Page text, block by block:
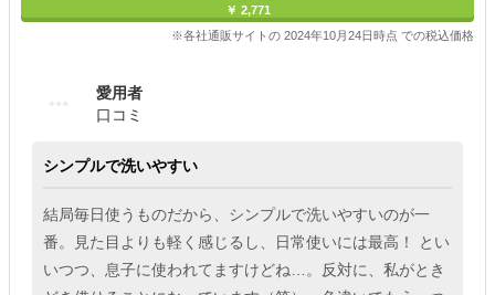
￥ 2,771
※各社通販サイトの 2024年10月24日時点 での税込価格
愛用者
口コミ
シンプルで洗いやすい
結局毎日使うものだから、シンプルで洗いやすいのが一
番。見た目よりも軽く感じるし、日常使いには最高！ とい
いつつ、息子に使われてますけどね…。反対に、私がとき